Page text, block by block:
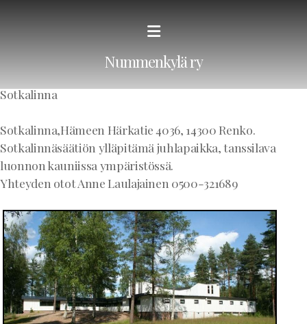
Nummenkylä ry
Sotkalinna
Sotkalinna,Hämeen Härkatie 4036, 14300 Renko.
Sotkalinnäsäätiön ylläpitämä juhlapaikka, tanssilava
luonnon kauniissa ympäristössä.
Yhteyden otot Anne Laulajainen 0500-321689